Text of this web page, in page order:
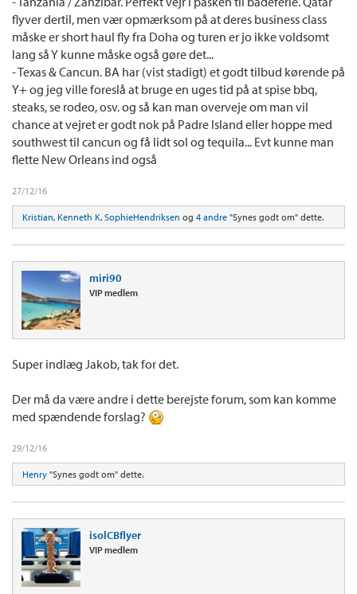
flyver dertil, men vær opmærksom på at deres business class
måske er short haul fly fra Doha og turen er jo ikke voldsomt
lang så Y kunne måske også gøre det...
- Texas & Cancun. BA har (vist stadigt) et godt tilbud kørende på
Y+ og jeg ville foreslå at bruge en uges tid på at spise bbq,
steaks, se rodeo, osv. og så kan man overveje om man vil
chance at vejret er godt nok på Padre Island eller hoppe med
southwest til cancun og få lidt sol og tequila... Evt kunne man
flette New Orleans ind også
27/12/16
Kristian, Kenneth K, SophieHendriksen og 4 andre "Synes godt om" dette.
miri90
VIP medlem
Super indlæg Jakob, tak for det.
Der må da være andre i dette berejste forum, som kan komme
med spændende forslag?
29/12/16
Henry "Synes godt om" dette.
isolCBflyer
VIP medlem